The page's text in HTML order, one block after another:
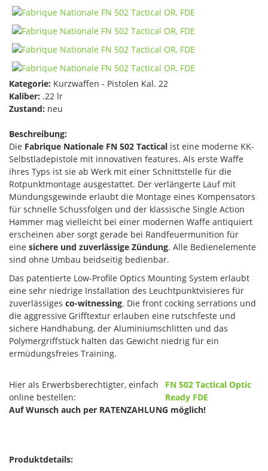
Kategorie: Kurzwaffen - Pistolen Kal. 22
Kaliber: .22 lr
Zustand: neu
Beschreibung:
Die Fabrique Nationale FN 502 Tactical ist eine moderne KK-
Selbstladepistole mit innovativen features. Als erste Waffe
ihres Typs ist sie ab Werk mit einer Schnittstelle für die
Rotpunktmontage ausgestattet. Der verlängerte Lauf mit
Mündungsgewinde erlaubt die Montage eines Kompensators
für schnelle Schussfolgen und der klassische Single Action
Hammer mag vielleicht bei einer modernen Waffe antiquiert
erscheinen aber sorgt gerade bei Randfeuermunition für
eine sichere und zuverlässige Zündung. Alle Bedienelemente
sind ohne Umbau beidseitig bedienbar.
Das patentierte Low-Profile Optics Mounting System erlaubt
eine sehr niedrige Installation des Leuchtpunktvisieres für
zuverlässiges co-witnessing. Die front cocking serrations und
die aggressive Grifftextur erlauben eine rutschfeste und
sichere Handhabung, der Aluminiumschlitten und das
Polymergriffstück halten das Gewicht niedrig für ein
ermüdungsfreies Training.
Hier als Erwerbsberechtigter, einfach
online bestellen:
FN 502 Tactical Optic
Ready FDE
Auf Wunsch auch per RATENZAHLUNG möglich!
Produktdetails: